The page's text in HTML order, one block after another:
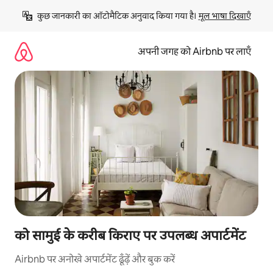
छोड़कर
कॉन्टेंट
कुछ जानकारी का ऑटोमैटिक अनुवाद किया गया है। मूल भाषा दिखाएँ
अपनी जगह को Airbnb पर लाएँ
को सामुई के करीब किराए पर उपलब्ध अपार्टमेंट
Airbnb पर अनोखे अपार्टमेंट ढूँढ़ें और बुक करें